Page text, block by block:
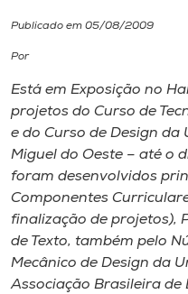
Cultura
CPA
Biblioteca
Editora
Publicado em 05/08/2009
Por
Está em Exposição no
projetos do Curso de
e do Curso de Design da
Miguel do Oeste – até o
foram desenvolvidos
Componentes
finalização de projetos),
de Texto, também pelo
Mecânico de Design da
Associação Brasileira de